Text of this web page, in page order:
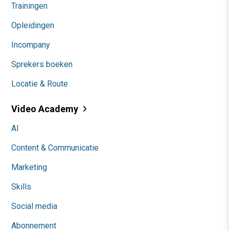
Trainingen
Opleidingen
Incompany
Sprekers boeken
Locatie & Route
Video Academy
AI
Content & Communicatie
Marketing
Skills
Social media
Abonnement